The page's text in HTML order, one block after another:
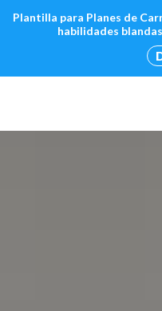
Plantilla para Planes de
habilidades